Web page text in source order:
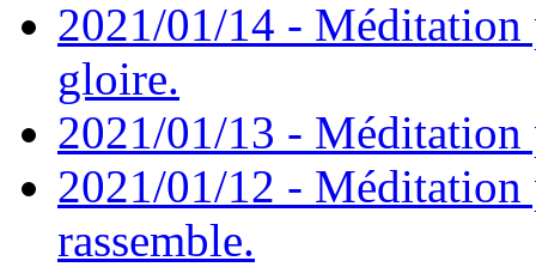
2021/01/14 - Méditation
gloire.
2021/01/13 - Méditation
2021/01/12 - Méditation
rassemble.